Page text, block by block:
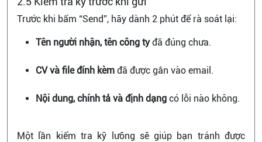
Trước khi bấm “Send”, hãy dành 2 phút để rà soát lại:
Tên người nhận, tên công tyđã đúng chưa.
CV và file đính kèm đã được gắn vào email.
Nội dung, chính tả và định dạng có lỗi nào không.
Một lần kiểm tra kỹ lưỡng sẽ giúp bạn tránh được